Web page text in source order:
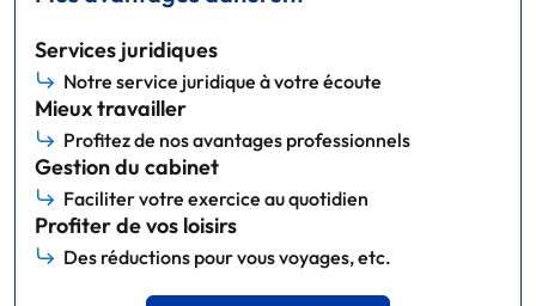
Services juridiques
Notre service juridique à votre écoute
Mieux travailler
Profitez de nos avantages professionnels
Gestion du cabinet
Faciliter votre exercice au quotidien
Profiter de vos loisirs
Des réductions pour vous voyages, etc.